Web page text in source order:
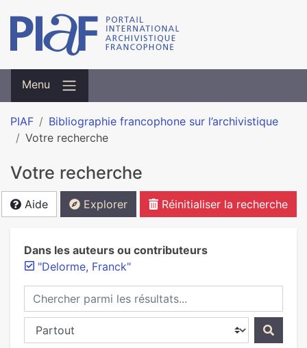
Menu
PIAF
Bibliographie francophone sur l’archivistique
Votre recherche
Votre recherche
Aide Explorer Réinitialiser la recherche
Dans les auteurs ou contributeurs
"Delorme, Franck"
Chercher parmi les résultats...
Chercher dans...